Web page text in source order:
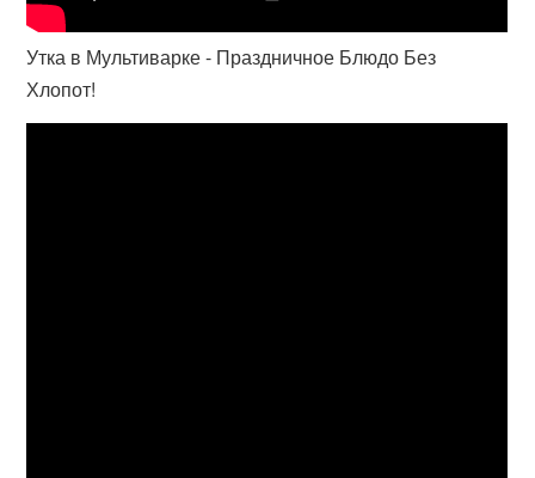
Утка в Мультиварке - Праздничное Блюдо Без
Хлопот!